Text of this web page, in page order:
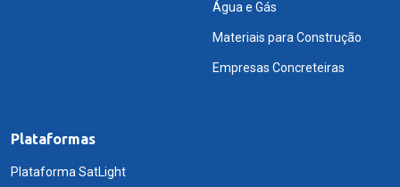
Água e Gás
Materiais para Construção
Empresas Concreteiras
Plataformas
Plataforma SatLight